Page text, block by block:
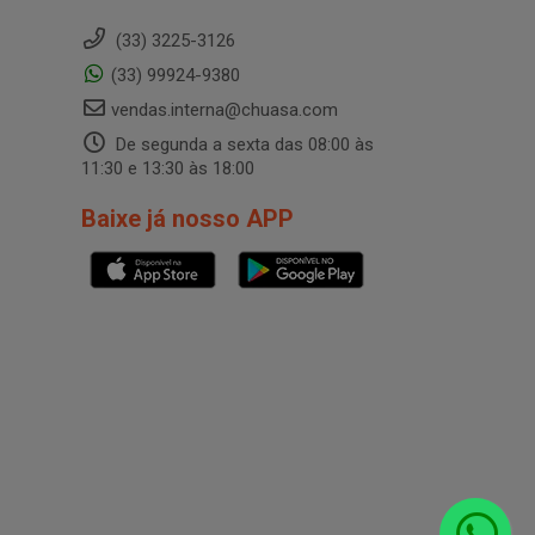
(33) 3225-3126
(33) 99924-9380
vendas.interna@chuasa.com
De segunda a sexta das 08:00 às
11:30 e 13:30 às 18:00
Baixe já nosso APP